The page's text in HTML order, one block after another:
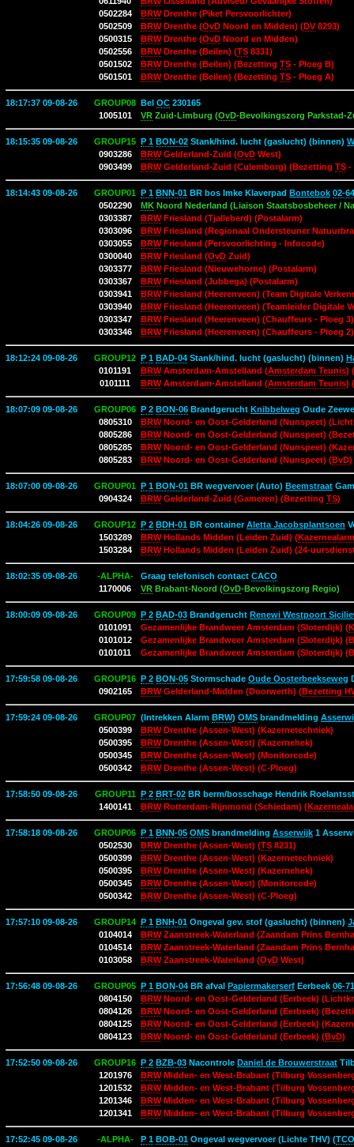
0502284
BRWDrenthe (Piket Persvoorlichter)
0502509
BRWDrenthe (OvD Noord en Midden) (DV8293)
0500315
BRWDrenthe (OvD Noord en Midden)
0502556
BRWDrenthe (Beilen) (TS 8331)
0501502
BRWDrenthe (Beilen) (Bezetting TS - Ploeg B)
0501501
BRWDrenthe (Beilen) (Bezetting TS - Ploeg A)
18:17:37 09-08-26 GROUP08 Bel OC 230165
1005101
VR Zuid-Limburg (OvD-Bevolkingszorg Parkstad-
18:15:35 09-08-26 GROUP15 P 1 BON-02 Stank/hind. lucht (gaslucht) (binnen)
0903286
BRWGelderland-Zuid (OvD West)
0903499
BRWGelderland-Zuid (Culemborg) (Bezetting TS -
18:14:43 09-08-26 GROUP01 P 1 BNN-01 BR bos Imke Klaverpad Bontebok 02-
0502290
MK Noord Nederland (Liaison Staatsbosbeheer /
0303387
BRWFriesland (Tjalleberd) (Postalarm)
0303096
BRWFriesland (Regionaal Ondersteuner
0303055
BRWFriesland (Persvoorlichting - Infocode)
0300040
BRWFriesland (OvD Zuid)
0303377
BRWFriesland (Nieuwehorne) (Postalarm)
0303367
BRWFriesland (Jubbega) (Postalarm)
0303941
BRWFriesland (Heerenveen) (Team Digitale
0303940
BRWFriesland (Heerenveen) (Teamleider Digitale
0303347
BRWFriesland (Heerenveen) (Chauffeurs - Ploeg 3)
0303346
BRWFriesland (Heerenveen) (Chauffeurs - Ploeg 2)
18:12:24 09-08-26 GROUP12 P 1 BAD-04 Stank/hind. lucht (gaslucht) (binnen)
0101191
BRWAmsterdam-Amstelland (Amsterdam Teunis) (
0101111
BRWAmsterdam-Amstelland (Amsterdam Teunis)
18:07:09 09-08-26 GROUP06 P 2 BON-06 Brandgerucht Knibbelweg Oude
0805310
BRWNoord- en Oost-Gelderland (Nunspeet)
0805286
BRWNoord- en Oost-Gelderland (Nunspeet)
0805285
BRWNoord- en Oost-Gelderland (Nunspeet)
0805283
BRWNoord- en Oost-Gelderland (Nunspeet) (BvD)
18:07:00 09-08-26 GROUP01 P 1 BON-01 BR wegvervoer (Auto) Beemstraat
0904324
BRWGelderland-Zuid (Gameren) (Bezetting TS)
18:04:26 09-08-26 GROUP12 P 2 BDH-01 BR containerAletta Jacobsplantsoen
1503289
BRWHollands Midden (Leiden Zuid) (Kazernealarm
1503284
BRWHollands Midden (Leiden Zuid) (24-
18:02:35 09-08-26 -ALPHA- Graag telefonisch contact CACO
1170006
VR Brabant-Noord (OvD-Bevolkingszorg Regio)
18:00:09 09-08-26 GROUP09 P 2 BAD-03 Brandgerucht Renewi Westpoort
0101091
Gezamenlijke Brandweer Amsterdam (Sloterdijk) (
0101012
Gezamenlijke Brandweer Amsterdam (Sloterdijk)
0101011
Gezamenlijke Brandweer Amsterdam (Sloterdijk)
17:59:58 09-08-26 GROUP16 P 2 BON-05 Stormschade Oude Oosterbeekseweg
0902165
BRWGelderland-Midden (Doorwerth) (Bezetting
17:59:24 09-08-26 GROUP07 (Intrekken Alarm BRW) OMS brandmelding
0500399
BRWDrenthe (Assen-West) (Kazernetechniek)
0500395
BRWDrenthe (Assen-West) (Kazernehek)
0500345
BRWDrenthe (Assen-West) (Monitorcode)
0500342
BRWDrenthe (Assen-West) (C-Ploeg)
17:58:50 09-08-26 GROUP11 P 2 BRT-02 BR berm/bosschage Hendrik
1400141
BRWRotterdam-Rijnmond (Schiedam) (
17:58:18 09-08-26 GROUP06 P 1 BNN-05 OMS brandmelding Asserwijk 1
0502530
BRWDrenthe (Assen-West) (TS 8231)
0500399
BRWDrenthe (Assen-West) (Kazernetechniek)
0500395
BRWDrenthe (Assen-West) (Kazernehek)
0500345
BRWDrenthe (Assen-West) (Monitorcode)
0500342
BRWDrenthe (Assen-West) (C-Ploeg)
17:57:10 09-08-26 GROUP14 P 1 BNH-01 Ongeval gev. stof (gaslucht) (binnen)
0104014
BRWZaanstreek-Waterland (Zaandam Prins
0104514
BRWZaanstreek-Waterland (Zaandam Prins
0103058
BRWZaanstreek-Waterland (OvD West)
17:56:48 09-08-26 GROUP05 P 1 BON-04 BR afval Papiermakerserf Eerbeek 06-
0804150
BRWNoord- en Oost-Gelderland (Eerbeek)
0804126
BRWNoord- en Oost-Gelderland (Eerbeek)
0804125
BRWNoord- en Oost-Gelderland (Eerbeek)
0804123
BRWNoord- en Oost-Gelderland (Eerbeek) (BvD)
17:52:50 09-08-26 GROUP16 P 2 BZB-03 Nacontrole Daniel de Brouwerstraat
1201976
BRWMidden- en West-Brabant (Tilburg
1201532
BRWMidden- en West-Brabant (Tilburg
1201346
BRWMidden- en West-Brabant (Tilburg
1201341
BRWMidden- en West-Brabant (Tilburg
17:52:45 09-08-26 -ALPHA- P 1 BOB-01 Ongeval wegvervoer (Lichte THV) (